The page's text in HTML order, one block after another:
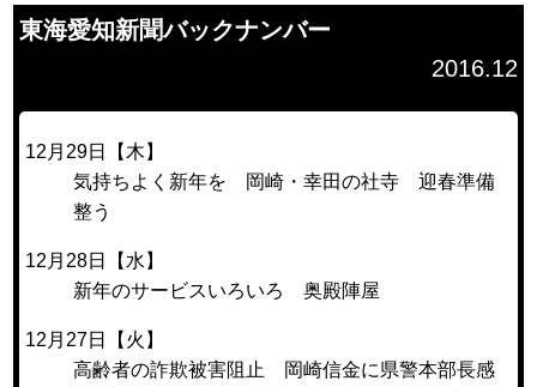
東海愛知新聞バックナンバー
2016.12
12月29日【木】
気持ちよく新年を 岡崎・幸田の社寺 迎春準備
整う
12月28日【水】
新年のサービスいろいろ 奥殿陣屋
12月27日【火】
高齢者の詐欺被害阻止 岡崎信金に県警本部長感